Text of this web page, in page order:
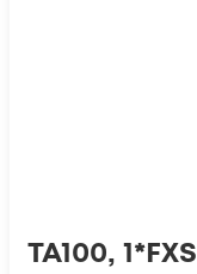
TA100, 1*FXS